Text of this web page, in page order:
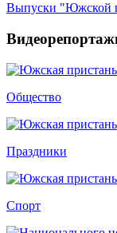
Выпуски "Южской
Общество
Праздники
Спорт